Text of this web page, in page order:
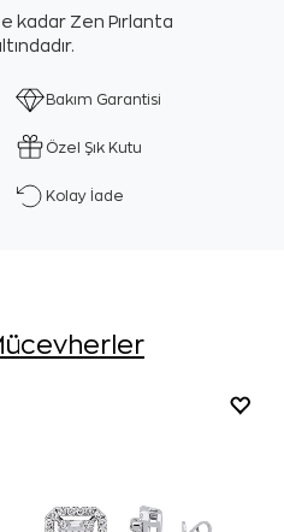
kadar Zen Pırlanta
Bakım Garantisi
Özel Şık Kutu
Kolay İade